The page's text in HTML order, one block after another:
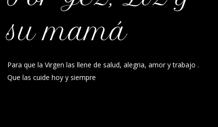
su mamá
Para que la Virgen las llene de salud, alegria, amor y trabajo .
Que las cuide hoy y siempre